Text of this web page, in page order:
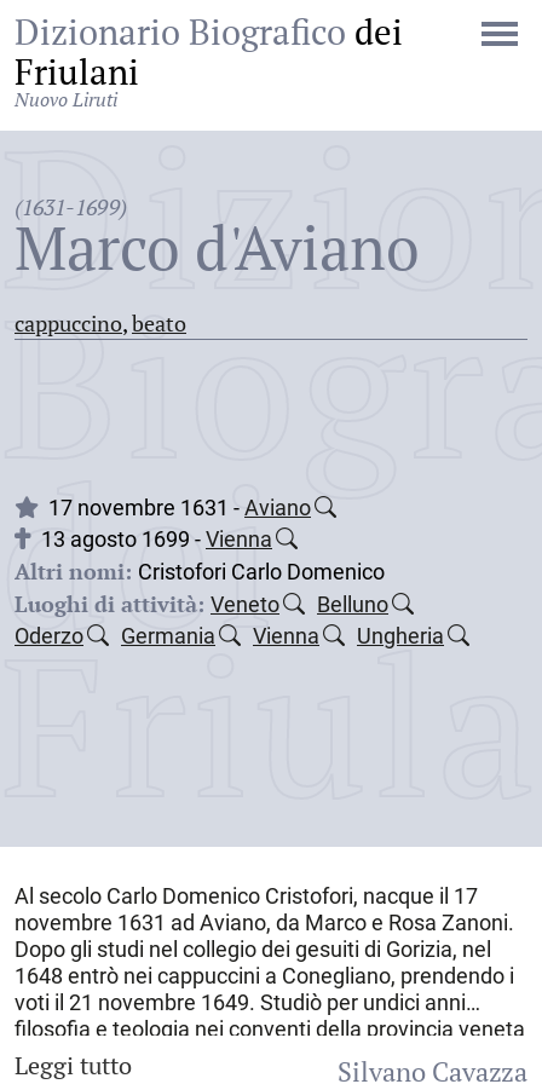
Dizionario Biografico dei
Friulani
Nuovo Liruti
(1631-1699)
Marco d'Aviano
cappuccino,beato
dei
17 novembre 1631 -Aviano
13 agosto 1699 -Vienna
Altri nomi: Cristofori Carlo Domenico
Luoghi di attività: Veneto
Belluno
Oderzo
Germania Vienna Ungheria
Al secolo Carlo Domenico Cristofori, nacque il 17
novembre 1631 ad Aviano, da Marco e Rosa Zanoni.
Dopo gli studi nel collegio dei gesuiti di Gorizia, nel
1648 entrò nei cappuccini a Conegliano, prendendo i
voti il 21 novembre 1649. Studiò per undici anni
filosofia e teologia nei conventi della provincia veneta
dell’ordine; il 18 settembre 1655 venne ordinato
Leggi tutto Silvano Cavazza